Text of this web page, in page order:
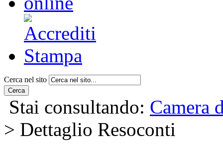
Cerca nel sito
Cerca
Stai consultando: Camera
> Dettaglio Resoconti